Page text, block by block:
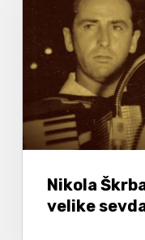
Nikola
velike